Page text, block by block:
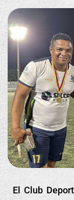
El Club